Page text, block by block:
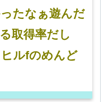
たなぁ遊んだ
取得率だし
ルfのめんど